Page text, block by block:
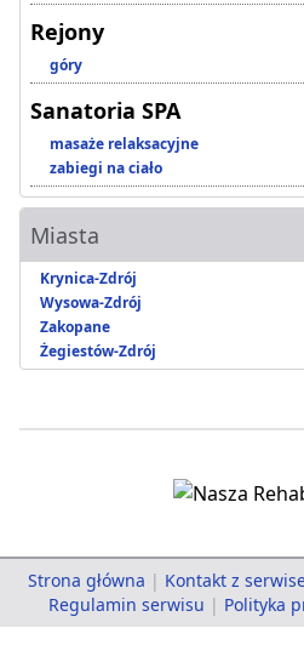
Rejony
góry
Sanatoria SPA
masaże relaksacyjne
zabiegi na ciało
Miasta
Krynica-Zdrój
Wysowa-Zdrój
Zakopane
Żegiestów-Zdrój
Strona główna | Kontakt z
Regulamin serwisu | Polityka